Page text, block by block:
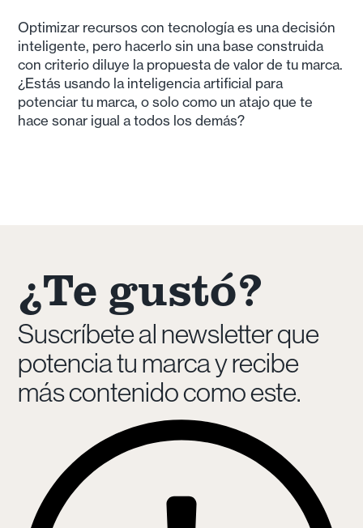
Optimizar recursos con tecnología es una decisión
inteligente, pero hacerlo sin una base construida
con criterio diluye la propuesta de valor de tu marca.
¿Estás usando la inteligencia artificial para
potenciar tu marca, o solo como un atajo que te
hace sonar igual a todos los demás?
¿Te gustó?
Suscríbete al newsletter que
potencia tu marca y recibe
más contenido como este.